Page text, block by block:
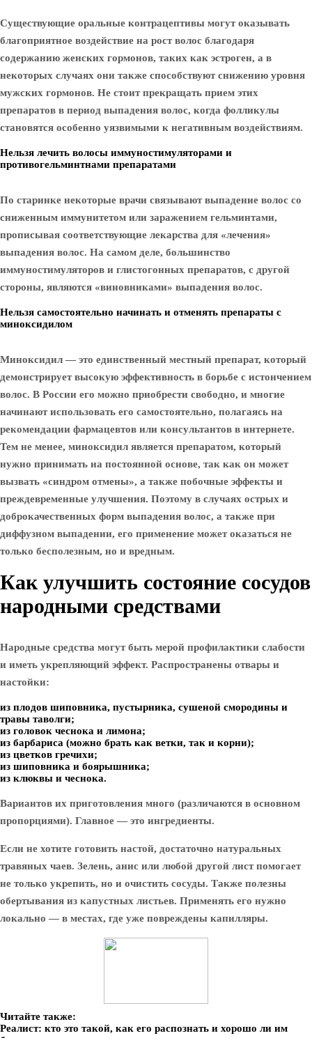
Существующие оральные контрацептивы могут оказывать
благоприятное воздействие на рост волос благодаря
содержанию женских гормонов, таких как эстроген, а в
некоторых случаях они также способствуют снижению уровня
мужских гормонов. Не стоит прекращать прием этих
препаратов в период выпадения волос, когда фолликулы
становятся особенно уязвимыми к негативным воздействиям.
Нельзя лечить волосы иммуностимуляторами и
противогельминтнами препаратами
По старинке некоторые врачи связывают выпадение волос со
сниженным иммунитетом или заражением гельминтами,
прописывая соответствующие лекарства для «лечения»
выпадения волос. На самом деле, большинство
иммуностимуляторов и глистогонных препаратов, с другой
стороны, являются «виновниками» выпадения волос.
Нельзя самостоятельно начинать и отменять препараты с
миноксидилом
Миноксидил — это единственный местный препарат, который
демонстрирует высокую эффективность в борьбе с истончением
волос. В России его можно приобрести свободно, и многие
начинают использовать его самостоятельно, полагаясь на
рекомендации фармацевтов или консультантов в интернете.
Тем не менее, миноксидил является препаратом, который
нужно принимать на постоянной основе, так как он может
вызвать «синдром отмены», а также побочные эффекты и
преждевременные улучшения. Поэтому в случаях острых и
доброкачественных форм выпадения волос, а также при
диффузном выпадении, его применение может оказаться не
только бесполезным, но и вредным.
Как улучшить состояние сосудов
народными средствами
Народные средства могут быть мерой профилактики слабости
и иметь укрепляющий эффект. Распространены отвары и
настойки:
из плодов шиповника, пустырника, сушеной смородины и
травы таволги;
из головок чеснока и лимона;
из барбариса (можно брать как ветки, так и корни);
из цветков гречихи;
из шиповника и боярышника;
из клюквы и чеснока.
Вариантов их приготовления много (различаются в основном
пропорциями). Главное — это ингредиенты.
Если не хотите готовить настой, достаточно натуральных
травяных чаев. Зелень, анис или любой другой лист помогает
не только укрепить, но и очистить сосуды. Также полезны
обертывания из капустных листьев. Применять его нужно
локально — в местах, где уже повреждены капилляры.
Читайте также:
Реалист: кто это такой, как его распознать и хорошо ли им